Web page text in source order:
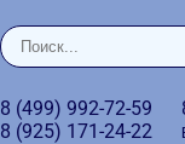
8 (499) 992-72-59
8 (925) 171-24-22